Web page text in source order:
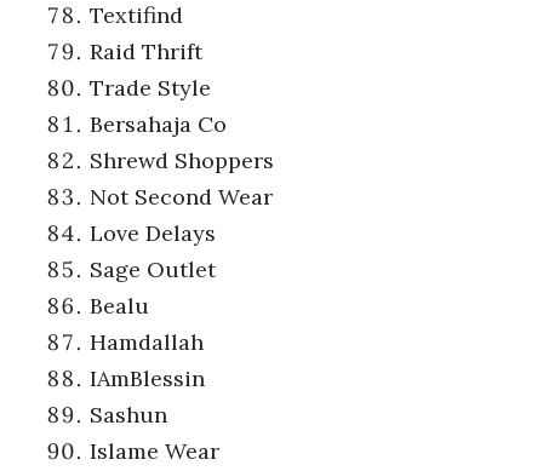
Textifind
Raid Thrift
Trade Style
Bersahaja Co
Shrewd Shoppers
Not Second Wear
Love Delays
Sage Outlet
Bealu
Hamdallah
IAmBlessin
Sashun
Islame Wear